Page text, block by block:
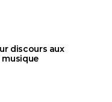
discours aux